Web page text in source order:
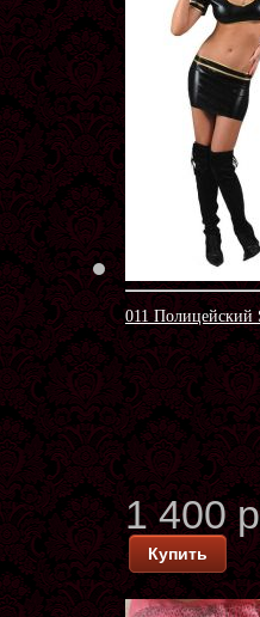
011 Полицейский
1 400
Купить